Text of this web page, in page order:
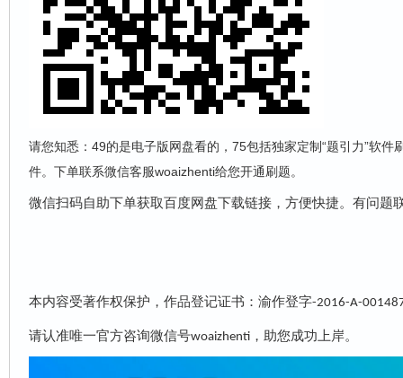
请您知悉：49的是电子版网盘看的，75包括独家定制“题引力”软件
件。下单联系微信客服woaizhenti给您开通刷题。
微信扫码自助下单获取百度网盘下载链接，方便快捷。有问题
本内容受著作权保护，作品登记证书：渝作登字-2016-A-
请认准唯一官方咨询微信号woaizhenti，助您成功上岸。